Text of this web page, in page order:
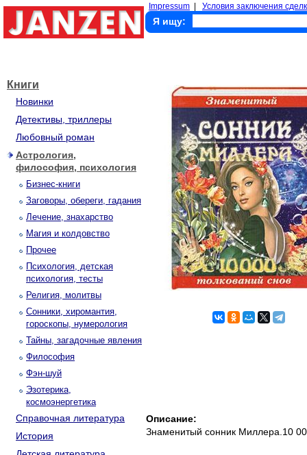
Impressum Условия заключения
Я ищу:
Книги
Новинки
Детективы, триллеры
Любовный роман
Астрология,
философия, психология
Бизнес-книги
Заговоры, обереги, гадания
Лечение, знахарство
Магия и колдовство
Прочее
Психология, детская
психология, тесты
Религия, молитвы
Сонники, хиромантия,
гороскопы, нумерология
Тайны, загадочные явления
Философия
Фэн-шуй
Эзотерика,
космоэнергетика
Справочная литература
История
Описание:
Знаменитый сонник Миллера.10